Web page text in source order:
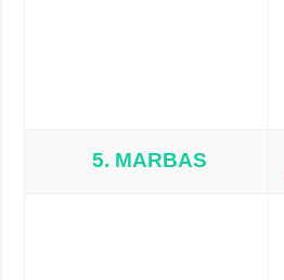
5. MARBAS